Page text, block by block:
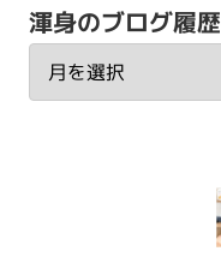
渾身のブログ履歴